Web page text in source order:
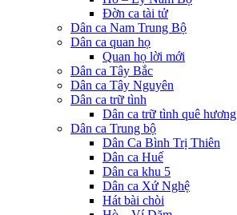
Đờn ca tài tử
Dân ca Nam Trung Bộ
Dân ca quan họ
Quan họ lời mới
Dân ca Tây Bắc
Dân ca Tây Nguyên
Dân ca trữ tình
Dân ca trữ tình quê hương
Dân ca Trung bộ
Dân Ca Bình Trị Thiên
Dân ca Huế
Dân ca khu 5
Dân ca Xứ Nghệ
Hát bài chòi